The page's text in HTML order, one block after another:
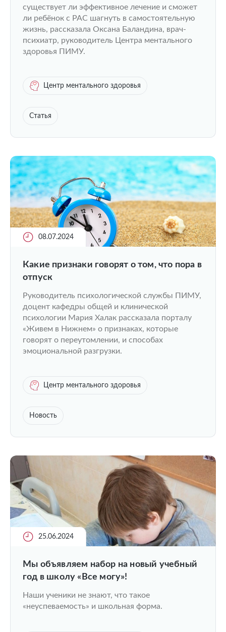
существует ли эффективное лечение и сможет
ли ребёнок с РАС шагнуть в самостоятельную
жизнь, рассказала Оксана Баландина, врач-
психиатр, руководитель Центра ментального
здоровья ПИМУ.
Центр ментального здоровья
Статья
08.07.2024
Какие признаки говорят о том, что пора в
отпуск
Руководитель психологической службы ПИМУ,
доцент кафедры общей и клинической
психологии Мария Халак рассказала порталу
«Живем в Нижнем» о признаках, которые
говорят о переутомлении, и способах
эмоциональной разгрузки.
Центр ментального здоровья
Новость
25.06.2024
Мы объявляем набор на новый учебный
год в школу «Все могу»!
Наши ученики не знают, что такое
«неуспеваемость» и школьная форма.